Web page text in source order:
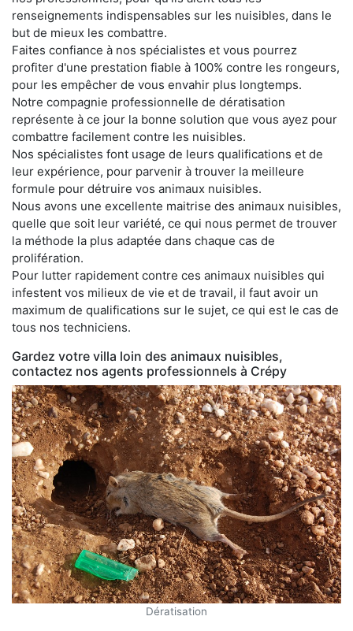
renseignements indispensables sur les nuisibles, dans le
but de mieux les combattre.
Faites confiance à nos spécialistes et vous pourrez
profiter d'une prestation fiable à 100% contre les rongeurs,
pour les empêcher de vous envahir plus longtemps.
Notre compagnie professionnelle de dératisation
représente à ce jour la bonne solution que vous ayez pour
combattre facilement contre les nuisibles.
Nos spécialistes font usage de leurs qualifications et de
leur expérience, pour parvenir à trouver la meilleure
formule pour détruire vos animaux nuisibles.
Nous avons une excellente maitrise des animaux nuisibles,
quelle que soit leur variété, ce qui nous permet de trouver
la méthode la plus adaptée dans chaque cas de
prolifération.
Pour lutter rapidement contre ces animaux nuisibles qui
infestent vos milieux de vie et de travail, il faut avoir un
maximum de qualifications sur le sujet, ce qui est le cas de
tous nos techniciens.
Gardez votre villa loin des animaux nuisibles,
contactez nos agents professionnels à Crépy
Dératisation